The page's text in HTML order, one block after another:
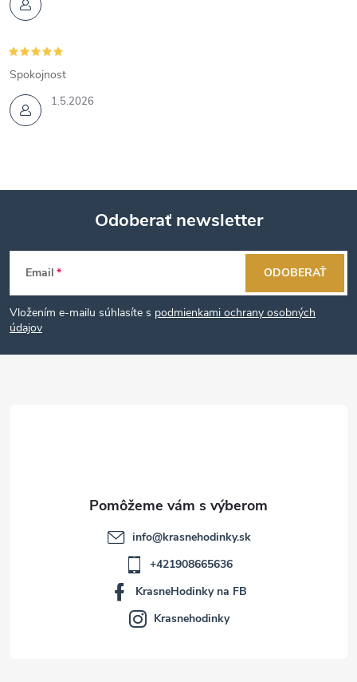
1.5.2026
Spokojnost
Z
á
p
Odoberať newsletter
Email
Vložením e-mailu súhlasíte s podmienkami ochrany osobných
údajov
ODOBERAŤ
info@krasnehodinky.sk
+421908665636
KrasneHodinky na FB
Krasnehodinky